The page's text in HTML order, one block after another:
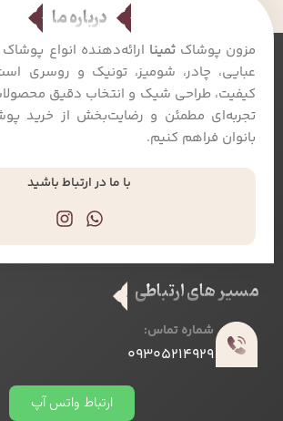
درباره ما
مزون پوشاکثمینا ارائه‌دهنده انواع
عبایی، چادر، شومیز، تونیک و روسری
کیفیت، طراحی شیک و انتخاب دقیق
تجربه‌ای مطمئن و رضایت‌بخش از خرید
بانوان فراهم کنیم.
با ما در ارتباط باشید
مسیر های ارتباطی
شماره تماس:
09305214929
ارتباط واتس آپ